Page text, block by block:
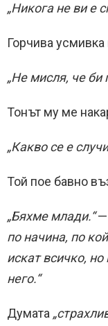
„Никога не ви е
Горчива
„Не мисля, че би
Тонът му ме
„Какво се е
Той пое бавно
„Бяхме млади.“—
по начина, по
искат всичко,
него.“
Думата